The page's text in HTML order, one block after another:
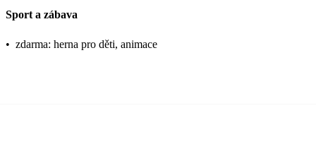
Sport a zábava
• zdarma: herna pro děti, animace